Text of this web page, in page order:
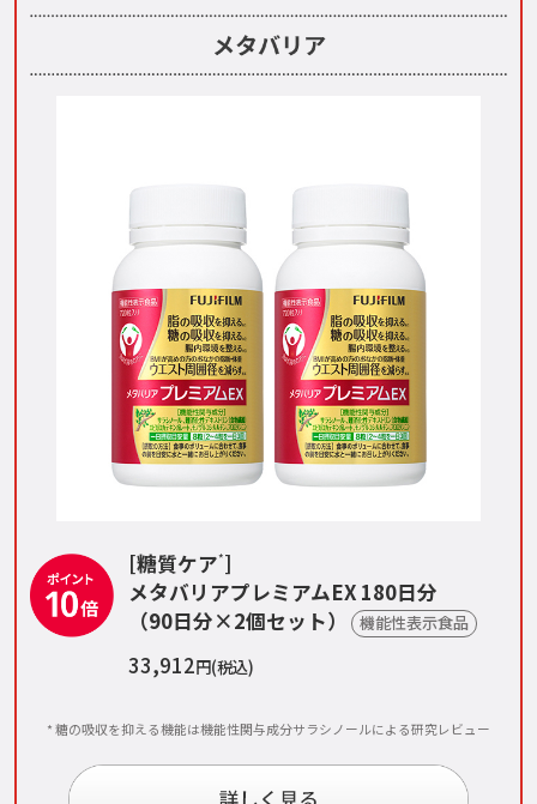
[糖質ケア*]
メタバリアプレミアムEX 180日分
（90日分×2個セット）
機能性表示食品
33,912円(税込)
* 糖の吸収を抑える機能は機能性関与成分サラシノールによる研究レビュー